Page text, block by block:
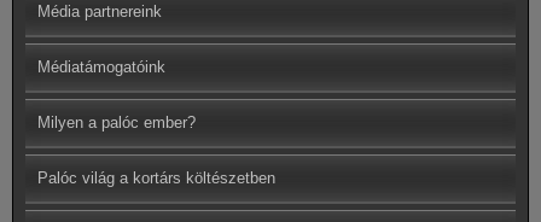
Média partnereink
Médiatámogatóink
Milyen a palóc ember?
Palóc világ a kortárs költészetben